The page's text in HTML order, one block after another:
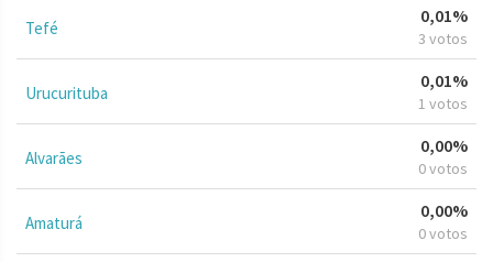
Tefé
0,01%
3 votos
Urucurituba
0,01%
1 votos
Alvarães
0,00%
0 votos
Amaturá
0,00%
0 votos